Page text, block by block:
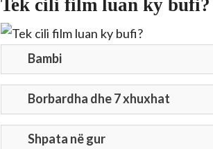
Tek cili film luan ky bufi?
Bambi
Borbardha dhe 7 xhuxhat
Shpata në gur